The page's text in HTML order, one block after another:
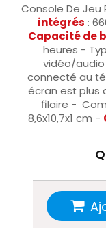
Console De Jeu
intégrés :
Capacité de
heures -
vidéo/audio
connecté au
écran est plus
filaire -
8,6x10,7x1 cm -